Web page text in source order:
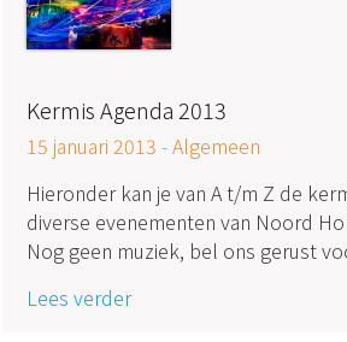
Kermis Agenda 2013
15 januari 2013 -Algemeen
Hieronder kan je van A t/m Z de
diverse evenementen van Noord
Nog geen muziek, bel ons gerust
Lees verder